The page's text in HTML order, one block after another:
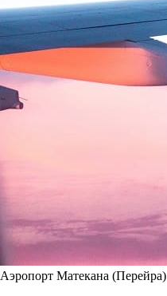
Аэропорт Матекана (Перейра)